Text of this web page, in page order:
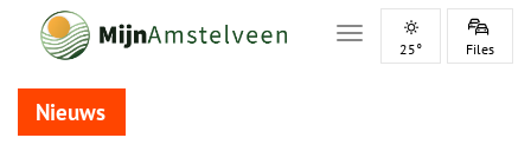
Toggle navigation
25° Files
Nieuws